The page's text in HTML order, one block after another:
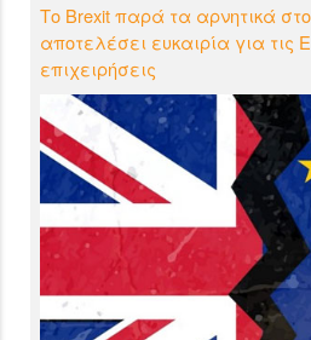
Το Βrexit παρά τα αρνητικά
αποτελέσει ευκαιρία για τις
επιχειρήσεις